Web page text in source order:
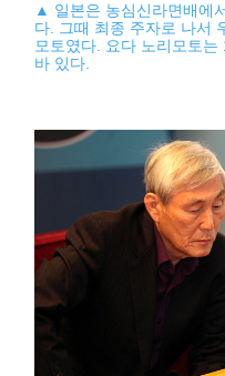
▲ 일본은 농심신라면배에
다. 그때 최종 주자로 나서
모토였다. 요다 노리모토
바 있다.